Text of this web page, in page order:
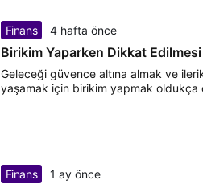
Finans 4 hafta önce
Birikim Yaparken Dikkat
Geleceği güvence altına almak ve
yaşamak için birikim yapmak oldukça
Finans 1 ay önce